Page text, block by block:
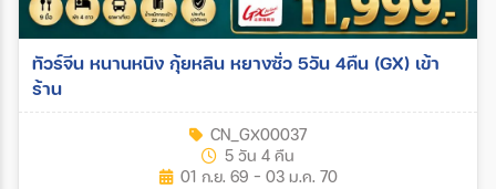
ทัวร์จีน หนานหนิง กุ้ยหลิน หยางซั่ว 5วัน 4คืน (GX) เข้า
ร้าน
CN_GX00037
5 วัน 4 คืน
01 ก.ย. 69 - 03 ม.ค. 70